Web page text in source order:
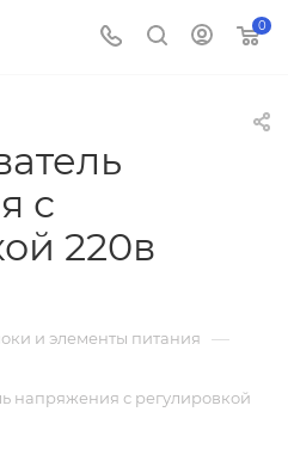
0
с
220в
и элементы питания —
напряжения с регулировкой